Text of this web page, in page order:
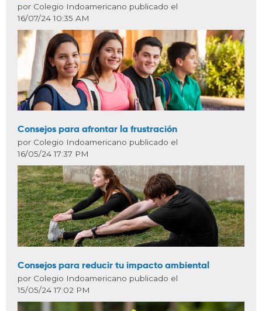
por Colegio Indoamericano publicado el
16/07/24 10:35 AM
Consejos para afrontar la frustración
por Colegio Indoamericano publicado el
16/05/24 17:37 PM
Consejos para reducir tu impacto ambiental
por Colegio Indoamericano publicado el
15/05/24 17:02 PM